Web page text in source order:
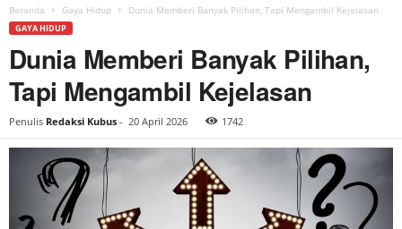
Beranda Gaya Hidup Dunia Memberi Banyak Pilihan, Tapi Mengambil Kejelasan
GAYA HIDUP
Dunia Memberi Banyak Pilihan,
Tapi Mengambil Kejelasan
Penulis Redaksi Kubus - 20 April 2026 1742